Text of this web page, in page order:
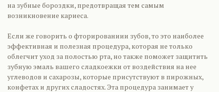
на зубные бороздки, предотвращая тем самым
возникновение кариеса.
Если же говорить о фторированиии зубов, то это наиболее
эффективная и полезная процедура, которая не только
облегчит уход за полостью рта, но также поможет защитить
зубную эмаль вашего сладкоежки от воздействия на нее
углеводов и сахарозы, которые присутствуют в пирожных,
конфетах и других сладостях. Эта процедура занимает у